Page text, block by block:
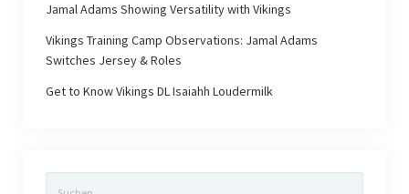
Jamal Adams Showing Versatility with Vikings
Vikings Training Camp Observations: Jamal Adams
Switches Jersey & Roles
Get to Know Vikings DL Isaiahh Loudermilk